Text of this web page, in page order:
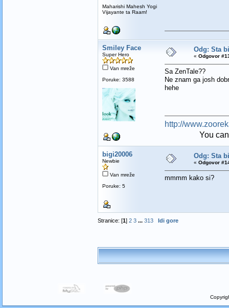
Maharishi Mahesh Yogi
Vijayante ta Raam!
Smiley Face
Super Hero
Van mreže
Poruke: 3588
Odg: Sta
« Odgovor
Sa ZenTale??
Ne znam ga josh
hehe
http://
You can be
bigi20006
Newbie
Van mreže
Poruke: 5
Odg: Sta
« Odgovor
mmmm kako si?
Stranice: [1] 2 3 ... 313 Idi gore